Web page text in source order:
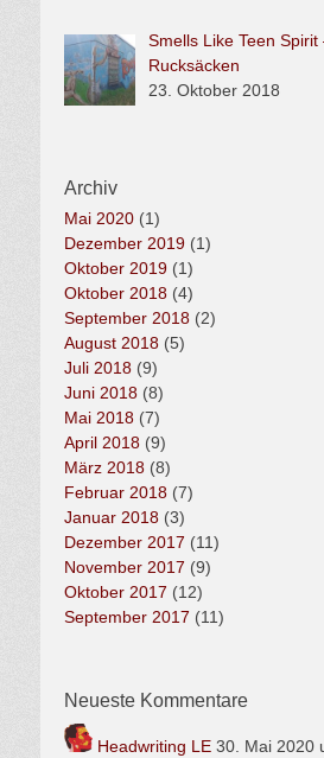
Smells Like Teen Spirit
Rucksäcken
23. Oktober 2018
Archiv
Mai 2020 (1)
Dezember 2019 (1)
Oktober 2019 (1)
Oktober 2018 (4)
September 2018 (2)
August 2018 (5)
Juli 2018 (9)
Juni 2018 (8)
Mai 2018 (7)
April 2018 (9)
März 2018 (8)
Februar 2018 (7)
Januar 2018 (3)
Dezember 2017 (11)
November 2017 (9)
Oktober 2017 (12)
September 2017 (11)
Neueste Kommentare
Headwriting LE 30. Mai 2020